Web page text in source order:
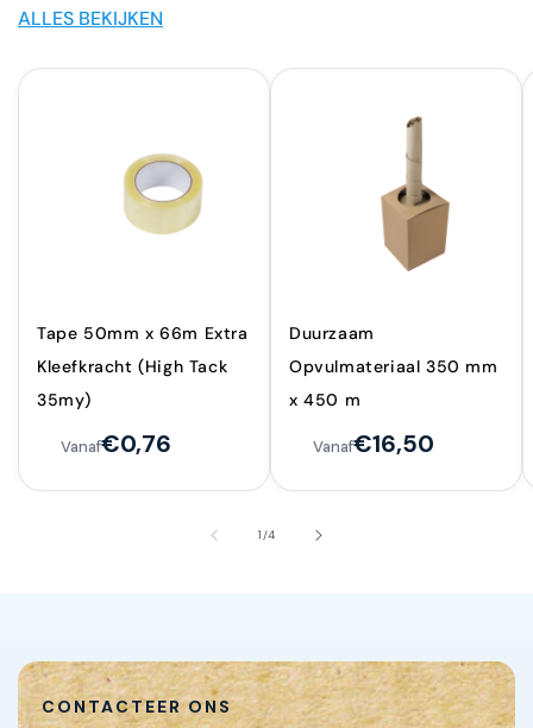
ALLES BEKIJKEN
Tape 50mm x 66m Extra
Kleefkracht (High Tack
35my)
Vanaf€0,76
Duurzaam
Opvulmateriaal 350 mm
x 450 m
Vanaf€16,50
1/van
4
CONTACTEER ONS